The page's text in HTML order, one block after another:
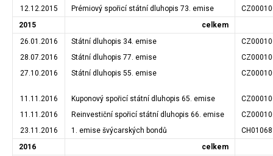
12.12.2015 Prémiový spořicí státní dluhopis 73. emise
2015
celkem
26.01.2016
Státní dluhopis 34. emise
28.07.2016
Státní dluhopis 77. emise
27.10.2016
Státní dluhopis 55. emise
11.11.2016 Kuponový spořicí státní dluhopis 65. emise
11.11.2016
Reinvestiční spořicí státní dluhopis 66. emise
23.11.2016
1. emise švýcarských bondů
2016
celkem